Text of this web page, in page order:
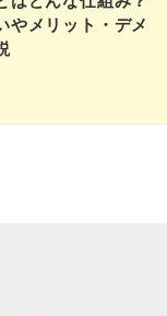
やメリット・デメ